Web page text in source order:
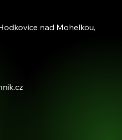
nad Mohelkou,